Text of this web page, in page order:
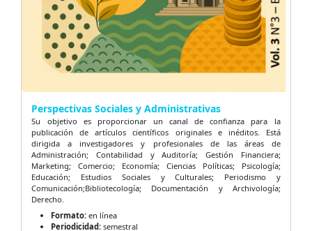
Perspectivas Sociales y Administrativas
Su objetivo es proporcionar un canal de confianza para la
publicación de artículos científicos originales e inéditos. Está
dirigida a investigadores y profesionales de las áreas de
Administración; Contabilidad y Auditoría; Gestión Financiera;
Marketing; Comercio; Economía; Ciencias Políticas; Psicología;
Educación; Estudios Sociales y Culturales; Periodismo y
Comunicación;Bibliotecología; Documentación y Archivología;
Derecho.
Formato: en línea
Periodicidad: semestral